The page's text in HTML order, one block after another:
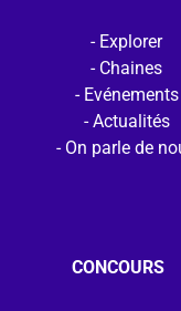
Explorer
Chaines
Evénements
Actualités
On parle de
CONCOURS